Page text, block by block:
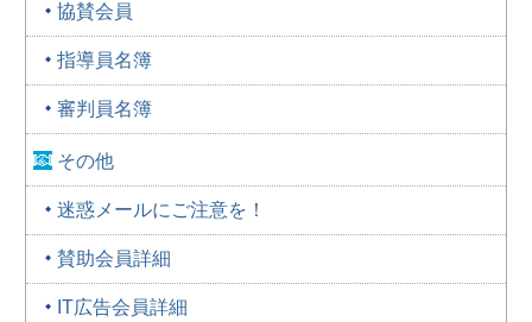
協賛会員
指導員名簿
審判員名簿
その他
迷惑メールにご注意を！
賛助会員詳細
IT広告会員詳細